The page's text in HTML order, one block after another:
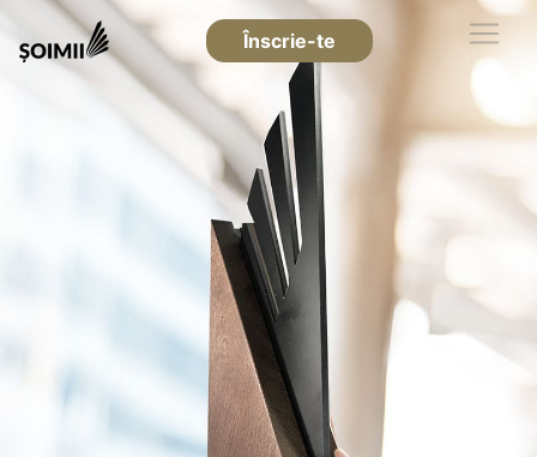
Înscrie-te